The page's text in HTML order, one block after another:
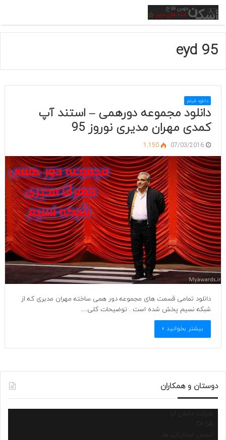
منو
eyd 95
دانلود فیلم
دانلود مجموعه دورهمی – استند آپ
کمدی مهران مدیری نوروز 95
07/03/2016
1,150
دانلود تمامی قسمت های مجموعه دور همی ساخته مهران مدیری که از
شبکه نسیم پخش شده است . توضیحات کلی…
بیشتر بخوانید »
دوستان و همکاران
شرکت دانش آرا
انجمن استارتاپ ها